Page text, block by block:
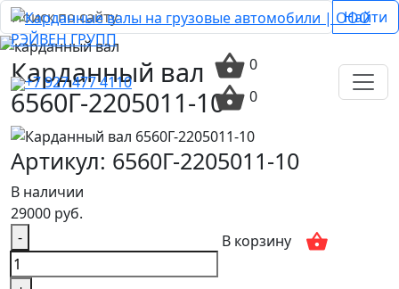
+7 927 477 4110
0
0
Найти
Карданный вал
6560Г-2205011-10
Артикул: 6560Г-2205011-10
В наличии
29000 руб.
-
В корзину